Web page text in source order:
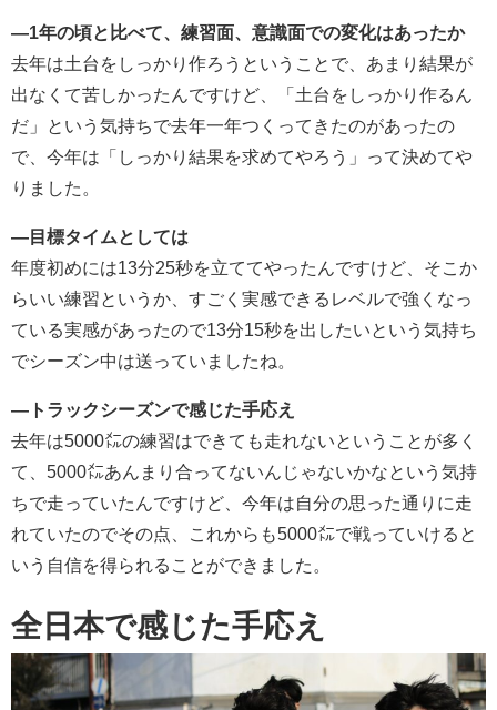
―1年の頃と比べて、練習面、意識面での変化はあったか
去年は土台をしっかり作ろうということで、あまり結果が
出なくて苦しかったんですけど、「土台をしっかり作るん
だ」という気持ちで去年一年つくってきたのがあったの
で、今年は「しっかり結果を求めてやろう」って決めてや
りました。
―目標タイムとしては
年度初めには13分25秒を立ててやったんですけど、そこか
らいい練習というか、すごく実感できるレベルで強くなっ
ている実感があったので13分15秒を出したいという気持ち
でシーズン中は送っていましたね。
―トラックシーズンで感じた手応え
去年は5000㍍の練習はできても走れないということが多く
て、5000㍍あんまり合ってないんじゃないかなという気持
ちで走っていたんですけど、今年は自分の思った通りに走
れていたのでその点、これからも5000㍍で戦っていけると
いう自信を得られることができました。
全日本で感じた手応え